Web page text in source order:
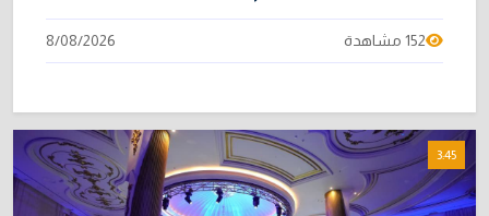
152 مشاهدة 8/08/2026
3:45